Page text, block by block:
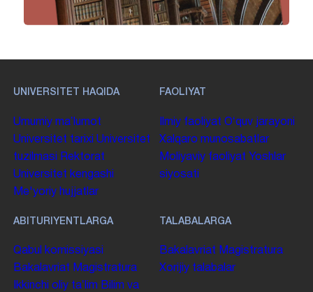
UNIVERSITET HAQIDA
Umumiy maʼlumot
Universitet tarixi Universitet
tuzilmasi Rektorat
Universitet kengashi
Me'yoriy hujjatlar
FAOLIYAT
Ilmiy faoliyat Oʻquv jarayoni
Xalqaro munosabatlar
Moliyaviy faoliyat Yoshlar
siyosati
ABITURIYENTLARGA
Qabul komissiyasi
Bakalavriat Magistratura
Ikkinchi oliy taʼlim Bilim va
TALABALARGA
Bakalavriat Magistratura
Xorijiy talabalar